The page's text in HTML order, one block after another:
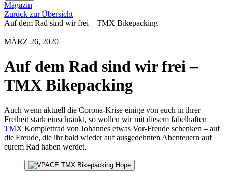
Magazin
Zurück zur Übersicht
Auf dem Rad sind wir frei – TMX Bikepacking
MÄRZ 26, 2020
Auf dem Rad sind wir frei –
TMX Bikepacking
Auch wenn aktuell die Corona-Krise einige von euch in ihrer
Freiheit stark einschränkt, so wollen wir mit diesem fabelhaften
TMX Komplettrad von Johannes etwas Vor-Freude schenken – auf
die Freude, die ihr bald wieder auf ausgedehnten Abenteuern auf
eurem Rad haben werdet.